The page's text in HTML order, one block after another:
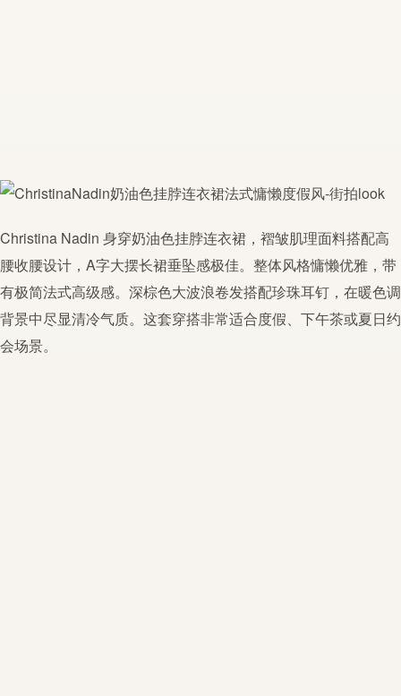
Christina Nadin 身穿奶油色挂脖连衣裙，褶皱肌理面料搭配高
腰收腰设计，A字大摆长裙垂坠感极佳。整体风格慵懒优雅，带
有极简法式高级感。深棕色大波浪卷发搭配珍珠耳钉，在暖色调
背景中尽显清冷气质。这套穿搭非常适合度假、下午茶或夏日约
会场景。